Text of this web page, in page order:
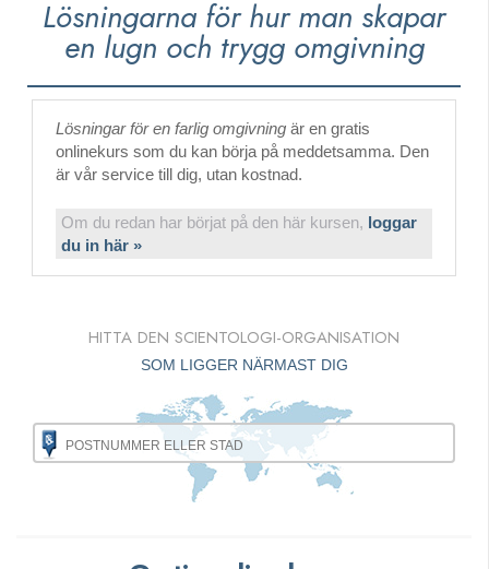
Lösningarna för hur man skapar
en lugn och trygg omgivning
Lösningar för en farlig omgivning är en gratis
onlinekurs som du kan börja på meddetsamma. Den
är vår service till dig, utan kostnad.
Om du redan har börjat på den här kursen, loggar
du in här »
HITTA DEN SCIENTOLOGI-ORGANISATION
SOM LIGGER NÄRMAST DIG